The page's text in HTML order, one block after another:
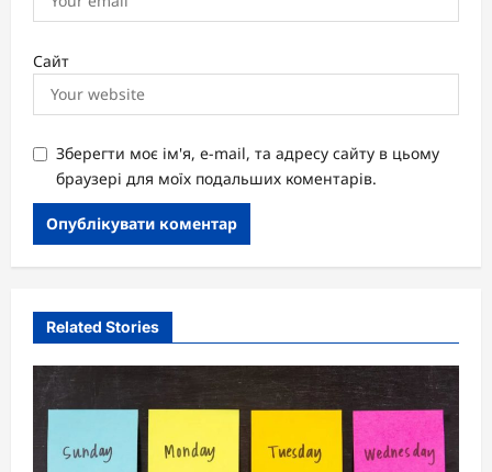
Сайт
Зберегти моє ім'я, e-mail, та адресу сайту в цьому
браузері для моїх подальших коментарів.
Related Stories